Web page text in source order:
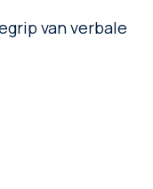
van verbale